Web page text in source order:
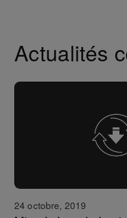
Actualités
24 octobre, 2019